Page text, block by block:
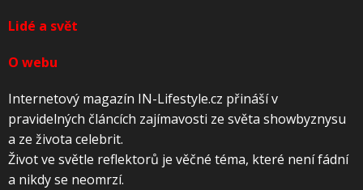
Lidé a svět
O webu
Internetový magazín IN-Lifestyle.cz přináší v
pravidelných článcích zajímavosti ze světa showbyznysu
a ze života celebrit.
Život ve světle reflektorů je věčné téma, které není fádní
a nikdy se neomrzí.